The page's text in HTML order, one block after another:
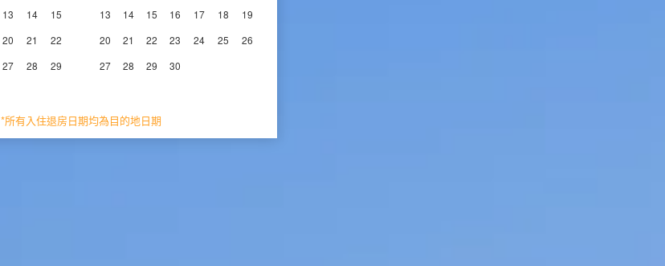
13 14
15
20 21
22
27 28
29
13
14 15 16 17 18
19
20
21 22 23 24 25
26
27
28 29 30
*所有入住退房日期均為目的地日期